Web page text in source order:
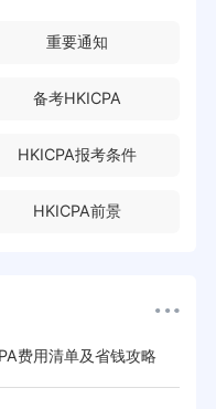
重要通知
备考HKICPA
HKICPA报考条件
HKICPA前景
费用清单及省钱攻略